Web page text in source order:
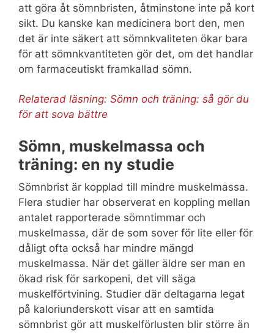
att göra åt sömnbristen, åtminstone inte på kort
sikt. Du kanske kan medicinera bort den, men
det är inte säkert att sömnkvaliteten ökar bara
för att sömnkvantiteten gör det, om det handlar
om farmaceutiskt framkallad sömn.
Relaterad läsning: Sömn och träning: så gör du
för att sova bättre
Sömn, muskelmassa och
träning: en ny studie
Sömnbrist är kopplad till mindre muskelmassa.
Flera studier har observerat en koppling mellan
antalet rapporterade sömntimmar och
muskelmassa, där de som sover för lite eller för
dåligt ofta också har mindre mängd
muskelmassa. När det gäller äldre ser man en
ökad risk för sarkopeni, det vill säga
muskelförtvining. Studier där deltagarna legat
på kaloriunderskott visar att en samtida
sömnbrist gör att muskelförlusten blir större än